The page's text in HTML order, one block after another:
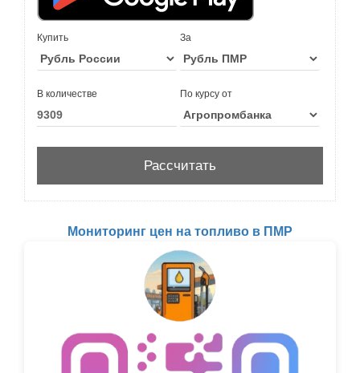
Купить За
В количестве По курсу от
Мониторинг цен на топливо в ПМР